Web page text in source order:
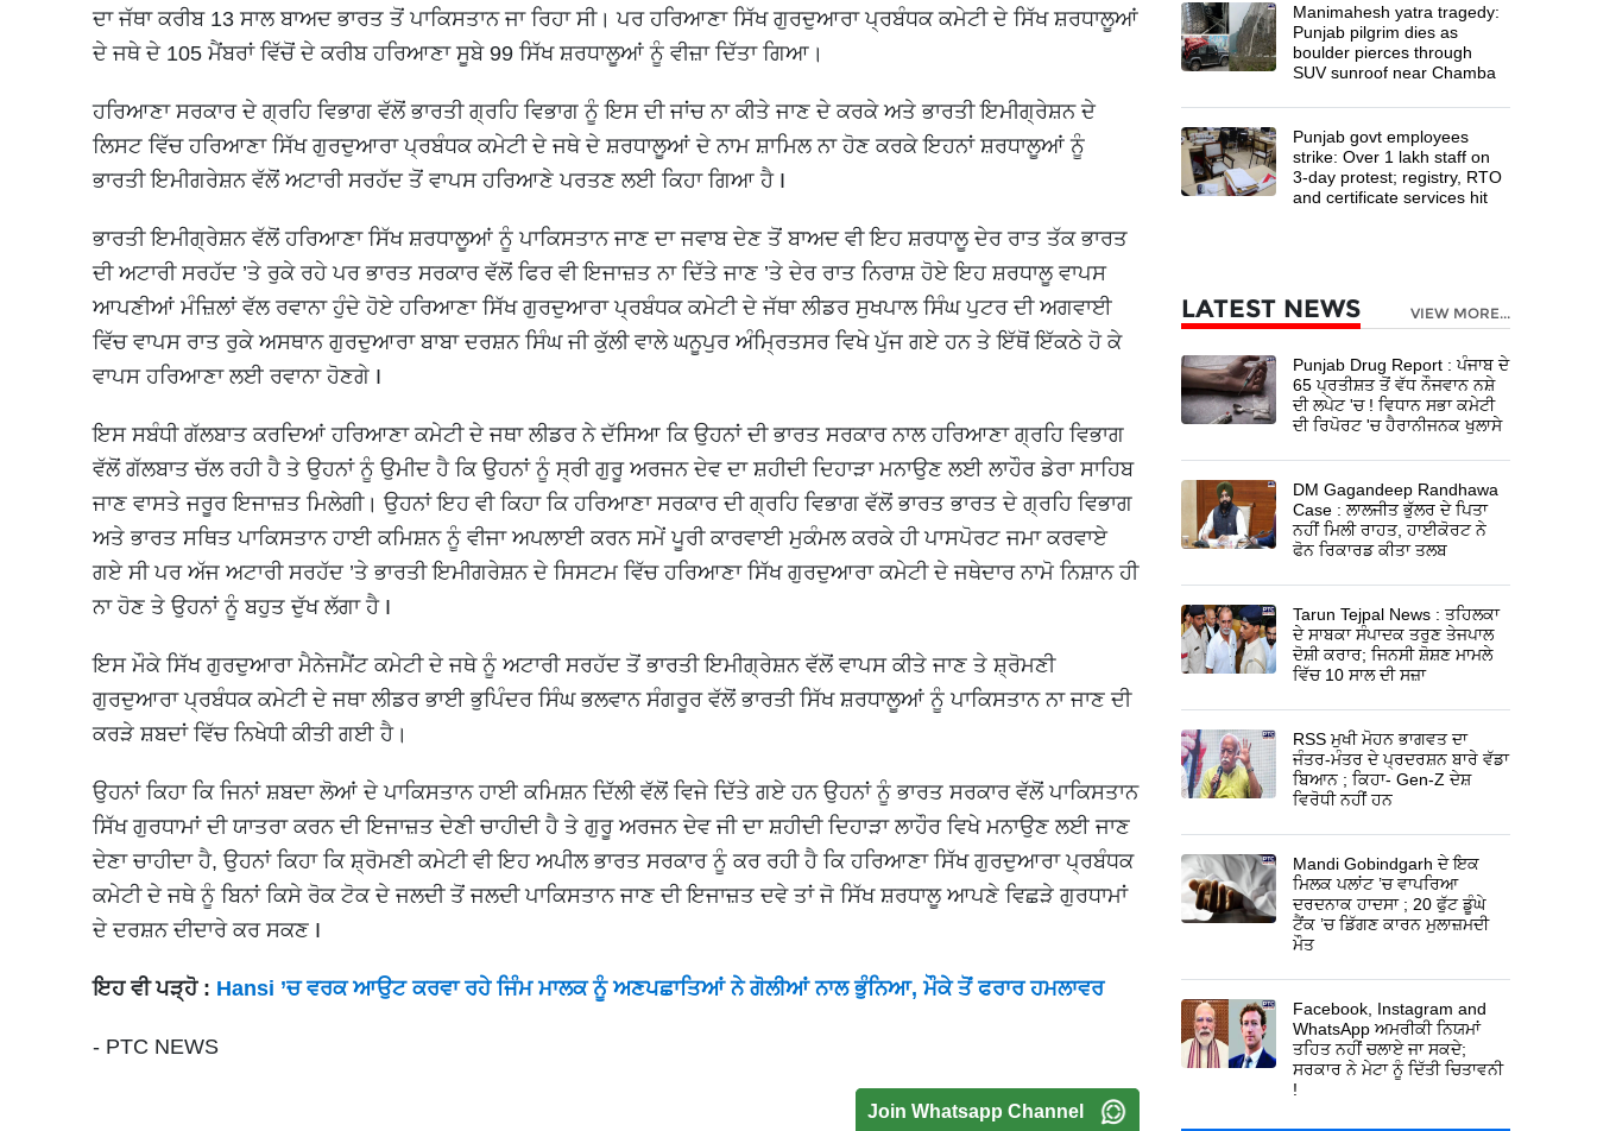
ਦਾ ਜੱਥਾ ਕਰੀਬ 13 ਸਾਲ ਬਾਅਦ ਭਾਰਤ ਤੋਂ ਪਾਕਿਸਤਾਨ ਜਾ ਰਿਹਾ ਸੀ। ਪਰ ਹਰਿਆਣਾ ਸਿੱਖ ਗੁਰਦੁਆਰਾ ਪ੍ਰਬੰਧਕ ਕਮੇਟੀ ਦੇ ਸਿੱਖ ਸ਼ਰਧਾਲੂਆਂ
ਦੇ ਜਥੇ ਦੇ 105 ਮੈਂਬਰਾਂ ਵਿੱਚੋਂ ਦੇ ਕਰੀਬ ਹਰਿਆਣਾ ਸੂਬੇ 99 ਸਿੱਖ ਸ਼ਰਧਾਲੂਆਂ ਨੂੰ ਵੀਜ਼ਾ ਦਿੱਤਾ ਗਿਆ।
ਹਰਿਆਣਾ ਸਰਕਾਰ ਦੇ ਗ੍ਰਹਿ ਵਿਭਾਗ ਵੱਲੋਂ ਭਾਰਤੀ ਗ੍ਰਹਿ ਵਿਭਾਗ ਨੂੰ ਇਸ ਦੀ ਜਾਂਚ ਨਾ ਕੀਤੇ ਜਾਣ ਦੇ ਕਰਕੇ ਅਤੇ ਭਾਰਤੀ ਇਮੀਗ੍ਰੇਸ਼ਨ ਦੇ
ਲਿਸਟ ਵਿੱਚ ਹਰਿਆਣਾ ਸਿੱਖ ਗੁਰਦੁਆਰਾ ਪ੍ਰਬੰਧਕ ਕਮੇਟੀ ਦੇ ਜਥੇ ਦੇ ਸ਼ਰਧਾਲੂਆਂ ਦੇ ਨਾਮ ਸ਼ਾਮਿਲ ਨਾ ਹੋਣ ਕਰਕੇ ਇਹਨਾਂ ਸ਼ਰਧਾਲੂਆਂ ਨੂੰ
ਭਾਰਤੀ ਇਮੀਗਰੇਸ਼ਨ ਵੱਲੋਂ ਅਟਾਰੀ ਸਰਹੱਦ ਤੋਂ ਵਾਪਸ ਹਰਿਆਣੇ ਪਰਤਣ ਲਈ ਕਿਹਾ ਗਿਆ ਹੈ I
ਭਾਰਤੀ ਇਮੀਗ੍ਰੇਸ਼ਨ ਵੱਲੋਂ ਹਰਿਆਣਾ ਸਿੱਖ ਸ਼ਰਧਾਲੂਆਂ ਨੂੰ ਪਾਕਿਸਤਾਨ ਜਾਣ ਦਾ ਜਵਾਬ ਦੇਣ ਤੋਂ ਬਾਅਦ ਵੀ ਇਹ ਸ਼ਰਧਾਲੂ ਦੇਰ ਰਾਤ ਤੱਕ ਭਾਰਤ
ਦੀ ਅਟਾਰੀ ਸਰਹੱਦ ’ਤੇ ਰੁਕੇ ਰਹੇ ਪਰ ਭਾਰਤ ਸਰਕਾਰ ਵੱਲੋਂ ਫਿਰ ਵੀ ਇਜਾਜ਼ਤ ਨਾ ਦਿੱਤੇ ਜਾਣ ’ਤੇ ਦੇਰ ਰਾਤ ਨਿਰਾਸ਼ ਹੋਏ ਇਹ ਸ਼ਰਧਾਲੂ ਵਾਪਸ
ਆਪਣੀਆਂ ਮੰਜ਼ਿਲਾਂ ਵੱਲ ਰਵਾਨਾ ਹੁੰਦੇ ਹੋਏ ਹਰਿਆਣਾ ਸਿੱਖ ਗੁਰਦੁਆਰਾ ਪ੍ਰਬੰਧਕ ਕਮੇਟੀ ਦੇ ਜੱਥਾ ਲੀਡਰ ਸੁਖਪਾਲ ਸਿੰਘ ਪੁਟਰ ਦੀ ਅਗਵਾਈ
ਵਿੱਚ ਵਾਪਸ ਰਾਤ ਰੁਕੇ ਅਸਥਾਨ ਗੁਰਦੁਆਰਾ ਬਾਬਾ ਦਰਸ਼ਨ ਸਿੰਘ ਜੀ ਕੁੱਲੀ ਵਾਲੇ ਘਨੂਪੁਰ ਅੰਮ੍ਰਿਤਸਰ ਵਿਖੇ ਪੁੱਜ ਗਏ ਹਨ ਤੇ ਇੱਥੋਂ ਇੱਕਠੇ ਹੋ ਕੇ
ਵਾਪਸ ਹਰਿਆਣਾ ਲਈ ਰਵਾਨਾ ਹੋਣਗੇ I
ਇਸ ਸਬੰਧੀ ਗੱਲਬਾਤ ਕਰਦਿਆਂ ਹਰਿਆਣਾ ਕਮੇਟੀ ਦੇ ਜਥਾ ਲੀਡਰ ਨੇ ਦੱਸਿਆ ਕਿ ਉਹਨਾਂ ਦੀ ਭਾਰਤ ਸਰਕਾਰ ਨਾਲ ਹਰਿਆਣਾ ਗ੍ਰਹਿ ਵਿਭਾਗ
ਵੱਲੋਂ ਗੱਲਬਾਤ ਚੱਲ ਰਹੀ ਹੈ ਤੇ ਉਹਨਾਂ ਨੂੰ ਉਮੀਦ ਹੈ ਕਿ ਉਹਨਾਂ ਨੂੰ ਸ੍ਰੀ ਗੁਰੂ ਅਰਜਨ ਦੇਵ ਦਾ ਸ਼ਹੀਦੀ ਦਿਹਾੜਾ ਮਨਾਉਣ ਲਈ ਲਾਹੌਰ ਡੇਰਾ ਸਾਹਿਬ
ਜਾਣ ਵਾਸਤੇ ਜਰੂਰ ਇਜਾਜ਼ਤ ਮਿਲੇਗੀ। ਉਹਨਾਂ ਇਹ ਵੀ ਕਿਹਾ ਕਿ ਹਰਿਆਣਾ ਸਰਕਾਰ ਦੀ ਗ੍ਰਹਿ ਵਿਭਾਗ ਵੱਲੋਂ ਭਾਰਤ ਭਾਰਤ ਦੇ ਗ੍ਰਹਿ ਵਿਭਾਗ
ਅਤੇ ਭਾਰਤ ਸਥਿਤ ਪਾਕਿਸਤਾਨ ਹਾਈ ਕਮਿਸ਼ਨ ਨੂੰ ਵੀਜਾ ਅਪਲਾਈ ਕਰਨ ਸਮੇਂ ਪੂਰੀ ਕਾਰਵਾਈ ਮੁਕੰਮਲ ਕਰਕੇ ਹੀ ਪਾਸਪੋਰਟ ਜਮਾ ਕਰਵਾਏ
ਗਏ ਸੀ ਪਰ ਅੱਜ ਅਟਾਰੀ ਸਰਹੱਦ ’ਤੇ ਭਾਰਤੀ ਇਮੀਗਰੇਸ਼ਨ ਦੇ ਸਿਸਟਮ ਵਿੱਚ ਹਰਿਆਣਾ ਸਿੱਖ ਗੁਰਦੁਆਰਾ ਕਮੇਟੀ ਦੇ ਜਥੇਦਾਰ ਨਾਮੋ ਨਿਸ਼ਾਨ ਹੀ
ਨਾ ਹੋਣ ਤੇ ਉਹਨਾਂ ਨੂੰ ਬਹੁਤ ਦੁੱਖ ਲੱਗਾ ਹੈ I
ਇਸ ਮੌਕੇ ਸਿੱਖ ਗੁਰਦੁਆਰਾ ਮੈਨੇਜਮੈਂਟ ਕਮੇਟੀ ਦੇ ਜਥੇ ਨੂੰ ਅਟਾਰੀ ਸਰਹੱਦ ਤੋਂ ਭਾਰਤੀ ਇਮੀਗ੍ਰੇਸ਼ਨ ਵੱਲੋਂ ਵਾਪਸ ਕੀਤੇ ਜਾਣ ਤੇ ਸ਼੍ਰੋਮਣੀ
ਗੁਰਦੁਆਰਾ ਪ੍ਰਬੰਧਕ ਕਮੇਟੀ ਦੇ ਜਥਾ ਲੀਡਰ ਭਾਈ ਭੁਪਿੰਦਰ ਸਿੰਘ ਭਲਵਾਨ ਸੰਗਰੂਰ ਵੱਲੋਂ ਭਾਰਤੀ ਸਿੱਖ ਸ਼ਰਧਾਲੂਆਂ ਨੂੰ ਪਾਕਿਸਤਾਨ ਨਾ ਜਾਣ ਦੀ
ਕਰੜੇ ਸ਼ਬਦਾਂ ਵਿੱਚ ਨਿਖੇਧੀ ਕੀਤੀ ਗਈ ਹੈ।
ਉਹਨਾਂ ਕਿਹਾ ਕਿ ਜਿਨਾਂ ਸ਼ਬਦਾ ਲੋਆਂ ਦੇ ਪਾਕਿਸਤਾਨ ਹਾਈ ਕਮਿਸ਼ਨ ਦਿੱਲੀ ਵੱਲੋਂ ਵਿਜੇ ਦਿੱਤੇ ਗਏ ਹਨ ਉਹਨਾਂ ਨੂੰ ਭਾਰਤ ਸਰਕਾਰ ਵੱਲੋਂ ਪਾਕਿਸਤਾਨ
ਸਿੱਖ ਗੁਰਧਾਮਾਂ ਦੀ ਯਾਤਰਾ ਕਰਨ ਦੀ ਇਜਾਜ਼ਤ ਦੇਣੀ ਚਾਹੀਦੀ ਹੈ ਤੇ ਗੁਰੂ ਅਰਜਨ ਦੇਵ ਜੀ ਦਾ ਸ਼ਹੀਦੀ ਦਿਹਾੜਾ ਲਾਹੌਰ ਵਿਖੇ ਮਨਾਉਣ ਲਈ ਜਾਣ
ਦੇਣਾ ਚਾਹੀਦਾ ਹੈ, ਉਹਨਾਂ ਕਿਹਾ ਕਿ ਸ਼੍ਰੋਮਣੀ ਕਮੇਟੀ ਵੀ ਇਹ ਅਪੀਲ ਭਾਰਤ ਸਰਕਾਰ ਨੂੰ ਕਰ ਰਹੀ ਹੈ ਕਿ ਹਰਿਆਣਾ ਸਿੱਖ ਗੁਰਦੁਆਰਾ ਪ੍ਰਬੰਧਕ
ਕਮੇਟੀ ਦੇ ਜਥੇ ਨੂੰ ਬਿਨਾਂ ਕਿਸੇ ਰੋਕ ਟੋਕ ਦੇ ਜਲਦੀ ਤੋਂ ਜਲਦੀ ਪਾਕਿਸਤਾਨ ਜਾਣ ਦੀ ਇਜਾਜ਼ਤ ਦਵੇ ਤਾਂ ਜੋ ਸਿੱਖ ਸ਼ਰਧਾਲੂ ਆਪਣੇ ਵਿਛੜੇ ਗੁਰਧਾਮਾਂ
ਦੇ ਦਰਸ਼ਨ ਦੀਦਾਰੇ ਕਰ ਸਕਣ I
ਇਹ ਵੀ ਪੜ੍ਹੋ : Hansi ’ਚ ਵਰਕ ਆਉਟ ਕਰਵਾ ਰਹੇ ਜਿੰਮ ਮਾਲਕ ਨੂੰ ਅਣਪਛਾਤਿਆਂ ਨੇ ਗੋਲੀਆਂ ਨਾਲ ਭੁੰਨਿਆ, ਮੌਕੇ ਤੋਂ ਫਰਾਰ ਹਮਲਾਵਰ
- PTC NEWS
Join Whatsapp Channel
Manimahesh yatra tragedy:
Punjab pilgrim dies as
boulder pierces through
SUV sunroof near Chamba
Punjab govt employees
strike: Over 1 lakh staff on
3-day protest; registry, RTO
and certificate services hit
LATEST NEWS VIEW MORE...
Punjab Drug Report : ਪੰਜਾਬ ਦੇ
65 ਪ੍ਰਤੀਸ਼ਤ ਤੋਂ ਵੱਧ ਨੌਜਵਾਨ ਨਸ਼ੇ
ਦੀ ਲਪੇਟ 'ਚ ! ਵਿਧਾਨ ਸਭਾ ਕਮੇਟੀ
ਦੀ ਰਿਪੋਰਟ 'ਚ ਹੈਰਾਨੀਜਨਕ ਖੁਲਾਸੇ
DM Gagandeep Randhawa
Case : ਲਾਲਜੀਤ ਭੁੱਲਰ ਦੇ ਪਿਤਾ
ਨਹੀਂ ਮਿਲੀ ਰਾਹਤ, ਹਾਈਕੋਰਟ ਨੇ
ਫੋਨ ਰਿਕਾਰਡ ਕੀਤਾ ਤਲਬ
Tarun Tejpal News : ਤਹਿਲਕਾ
ਦੇ ਸਾਬਕਾ ਸੰਪਾਦਕ ਤਰੁਣ ਤੇਜਪਾਲ
ਦੋਸ਼ੀ ਕਰਾਰ; ਜਿਨਸੀ ਸ਼ੋਸ਼ਣ ਮਾਮਲੇ
ਵਿੱਚ 10 ਸਾਲ ਦੀ ਸਜ਼ਾ
RSS ਮੁਖੀ ਮੋਹਨ ਭਾਗਵਤ ਦਾ
ਜੰਤਰ-ਮੰਤਰ ਦੇ ਪ੍ਰਦਰਸ਼ਨ ਬਾਰੇ ਵੱਡਾ
ਬਿਆਨ ; ਕਿਹਾ- Gen-Z ਦੇਸ਼
ਵਿਰੋਧੀ ਨਹੀਂ ਹਨ
Mandi Gobindgarh ਦੇ ਇਕ
ਮਿਲਕ ਪਲਾਂਟ ’ਚ ਵਾਪਰਿਆ
ਦਰਦਨਾਕ ਹਾਦਸਾ ; 20 ਫੁੱਟ ਡੂੰਘੇ
ਟੈਂਕ ’ਚ ਡਿੱਗਣ ਕਾਰਨ ਮੁਲਾਜ਼ਮਦੀ
ਮੌਤ
Facebook, Instagram and
WhatsApp ਅਮਰੀਕੀ ਨਿਯਮਾਂ
ਤਹਿਤ ਨਹੀਂ ਚਲਾਏ ਜਾ ਸਕਦੇ;
ਸਰਕਾਰ ਨੇ ਮੇਟਾ ਨੂੰ ਦਿੱਤੀ ਚਿਤਾਵਨੀ
!